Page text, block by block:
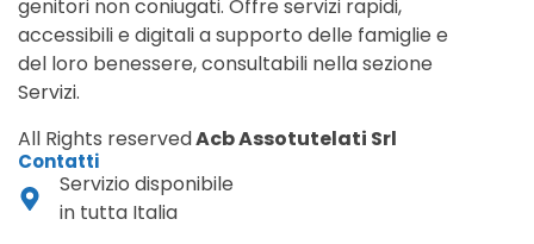
genitori non coniugati. Offre servizi rapidi,
accessibili e digitali a supporto delle famiglie e
del loro benessere, consultabili nella sezione
Servizi.
All Rights reservedAcb Assotutelati Srl
Contatti
Servizio disponibile
in tutta Italia